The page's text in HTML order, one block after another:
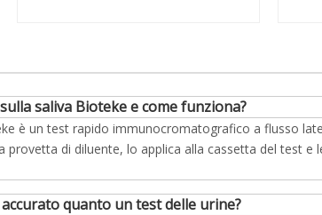
saliva Bioteke e come funziona?
è un test rapido immunocromatografico a flusso
provetta di diluente, lo applica alla cassetta del test
quanto un test delle urine?